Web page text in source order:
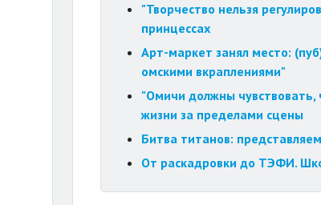
"Творчество нельзя
принцессах
Арт-маркет занял место:
омскими вкраплениями"
"Омичи должны чувствовать,
жизни за пределами сцены
Битва титанов:
От раскадровки до ТЭФИ.